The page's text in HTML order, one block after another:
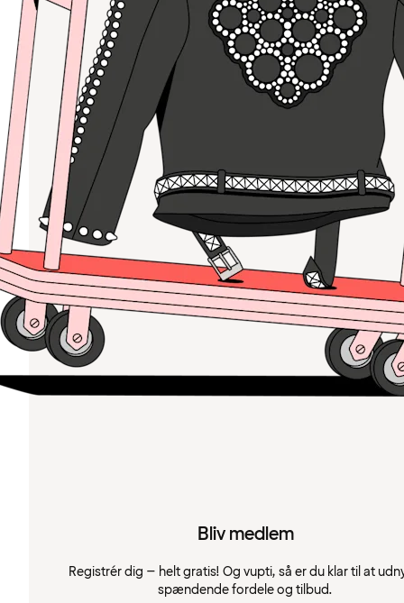
Bliv medlem
Registrér dig – helt gratis! Og vupti, så er du klar til at
spændende fordele og tilbud.